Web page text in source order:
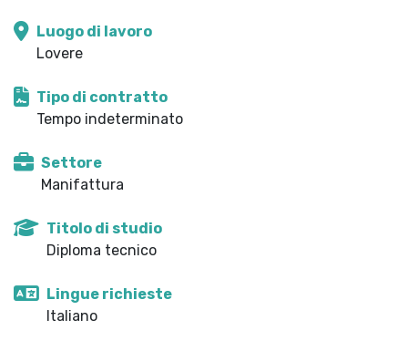
Luogo di lavoro
Lovere
Tipo di contratto
Tempo indeterminato
Settore
Manifattura
Titolo di studio
Diploma tecnico
Lingue richieste
Italiano